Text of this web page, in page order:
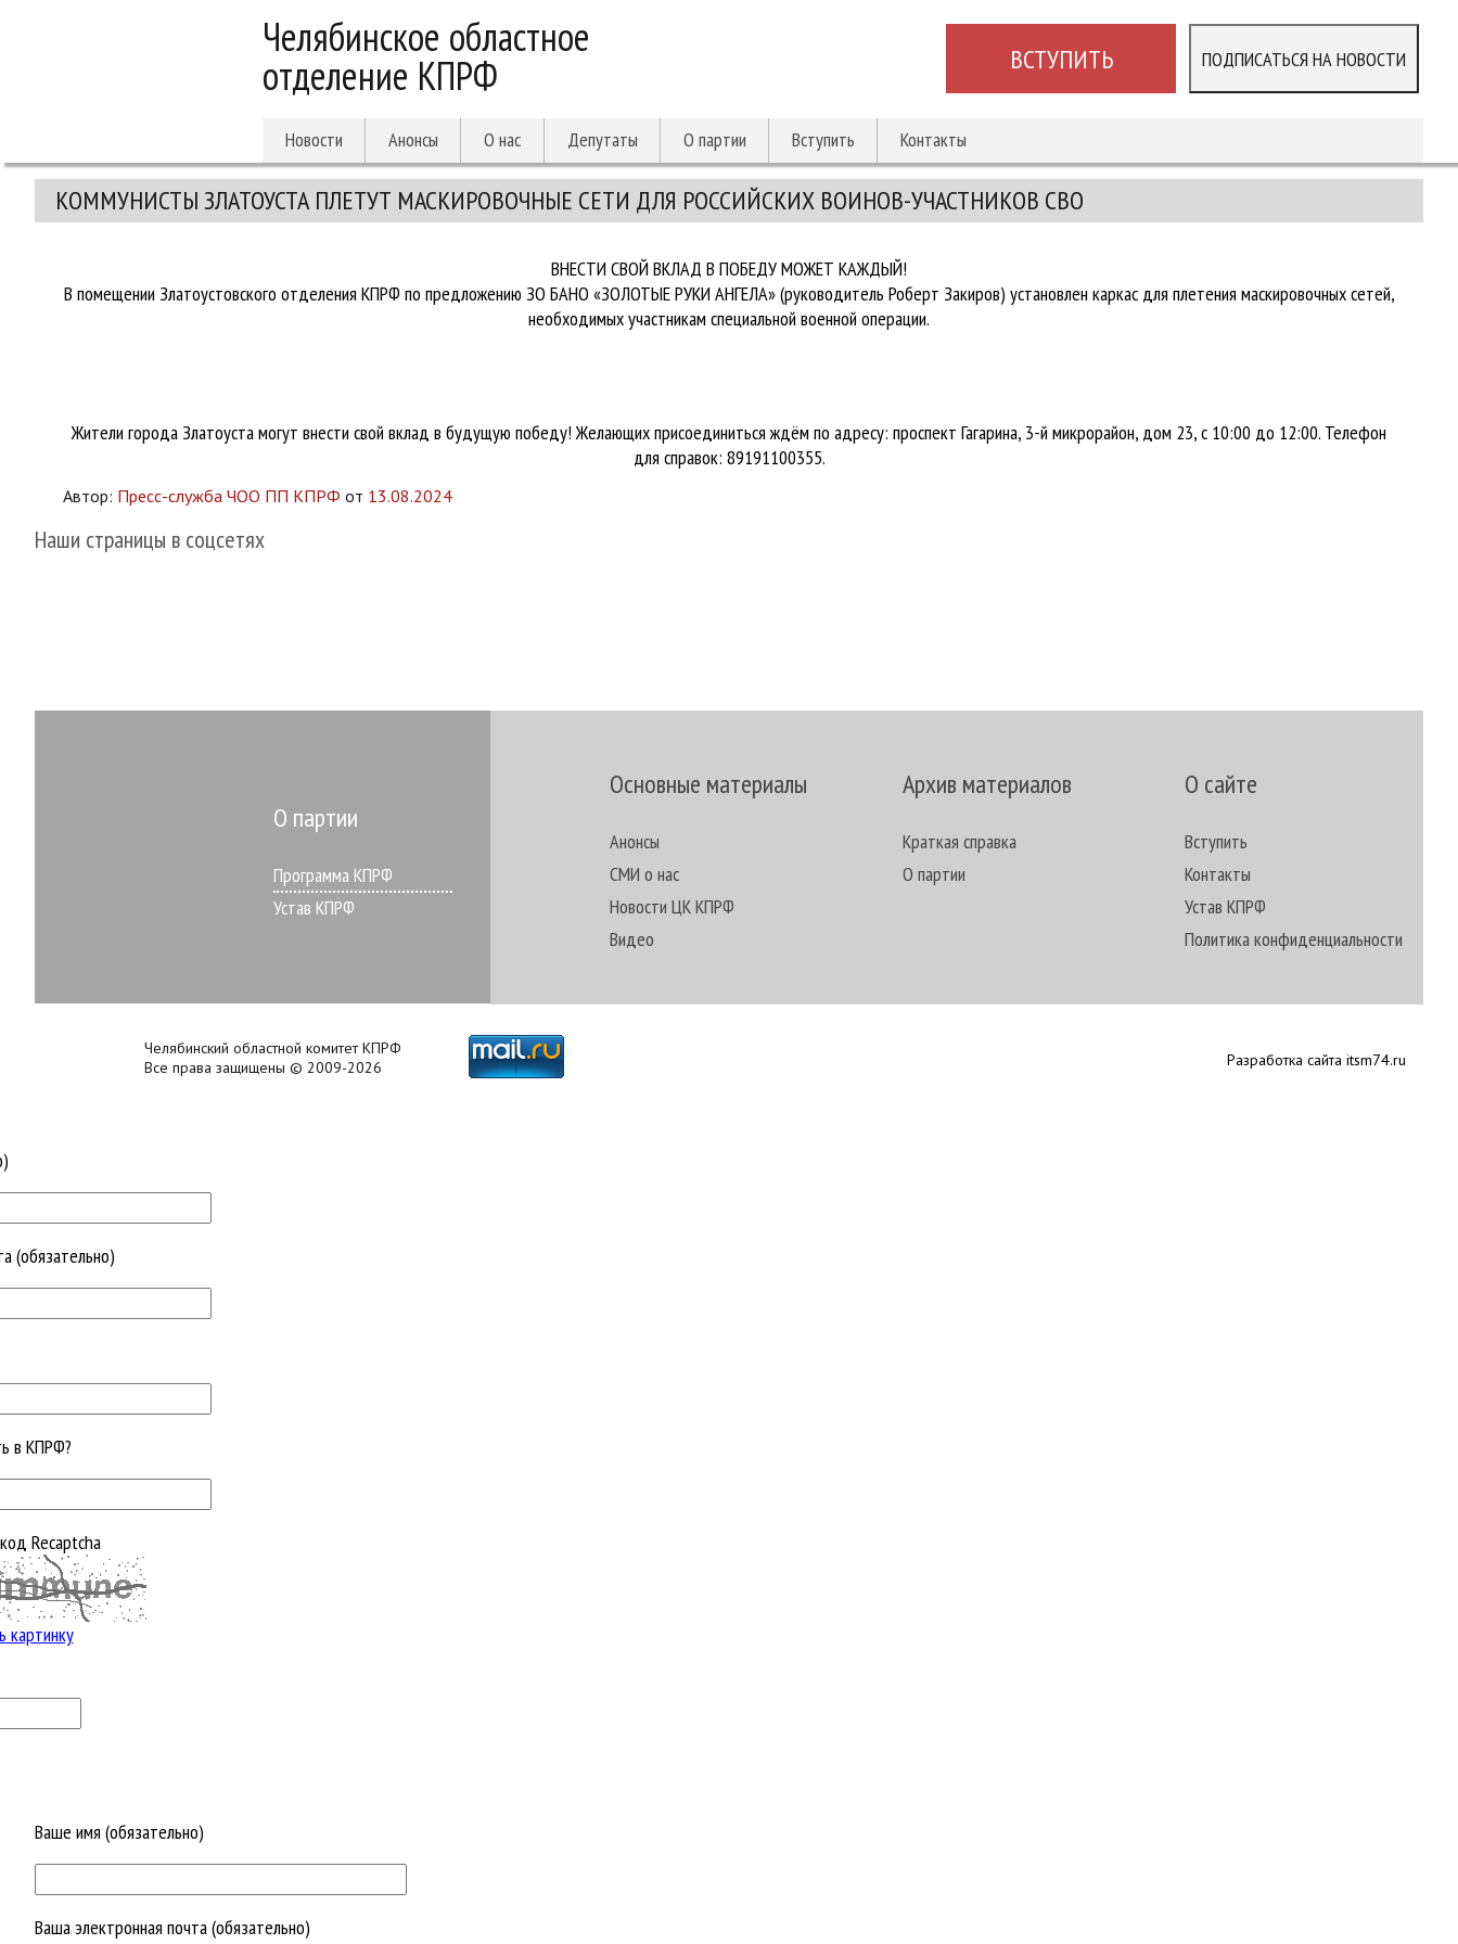
Челябинское областное
отделение КПРФ ВСТУПИТЬ ПОДПИСАТЬСЯ НА НОВОСТИ
Новости Анонсы О нас Депутаты О партии Вступить Контакты
КОММУНИСТЫ ЗЛАТОУСТА ПЛЕТУТ МАСКИРОВОЧНЫЕ СЕТИ ДЛЯ РОССИЙСКИХ ВОИНОВ-УЧАСТНИКОВ СВО
ВНЕСТИ СВОЙ ВКЛАД В ПОБЕДУ МОЖЕТ КАЖДЫЙ!
В помещении Златоустовского отделения КПРФ по предложению ЗО БАНО «ЗОЛОТЫЕ РУКИ АНГЕЛА» (руководитель Роберт Закиров) установлен каркас для плетения маскировочных сетей,
необходимых участникам специальной военной операции.
Жители города Златоуста могут внести свой вклад в будущую победу! Желающих присоединиться ждём по адресу: проспект Гагарина, 3-й микрорайон, дом 23, с 10:00 до 12:00. Телефон
для справок: 89191100355.
Автор: Пресс-служба ЧОО ПП КПРФ от 13.08.2024
Наши страницы в соцсетях
О партии
Программа КПРФ
Устав КПРФ
Основные материалы
Анонсы
СМИ о нас
Новости ЦК КПРФ
Видео
Архив материалов
Краткая справка
О партии
О сайте
Вступить
Контакты
Устав КПРФ
Политика конфиденциальности
Челябинский областной комитет КПРФ
Все права защищены © 2009-2026
Разработка сайта itsm74.ru
(обязательно)
в КПРФ?
Recaptcha
картинку
Ваше имя (обязательно)
Ваша электронная почта (обязательно)